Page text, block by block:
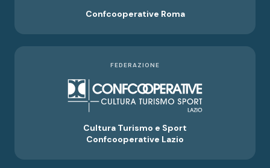
Confcooperative Roma
FEDERAZIONE
Cultura Turismo e Sport
Confcooperative Lazio